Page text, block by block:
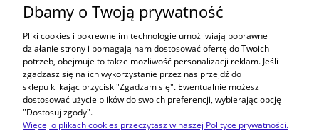
Dbamy o Twoją prywatność
Pliki cookies i pokrewne im technologie umożliwiają poprawne
działanie strony i pomagają nam dostosować ofertę do Twoich
potrzeb, obejmuje to także możliwość personalizacji reklam. Jeśli
zgadzasz się na ich wykorzystanie przez nas przejdź do
sklepu klikając przycisk "Zgadzam się". Ewentualnie możesz
dostosować użycie plików do swoich preferencji, wybierając opcję
"Dostosuj zgody".
Więcej o plikach cookies przeczytasz w naszej Polityce prywatności.